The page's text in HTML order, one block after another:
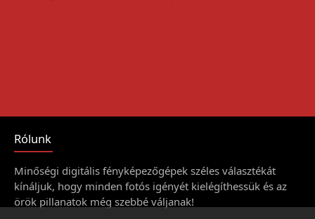
Rólunk
Minőségi digitális fényképezőgépek széles választékát
kínáljuk, hogy minden fotós igényét kielégíthessük és az
örök pillanatok még szebbé váljanak!